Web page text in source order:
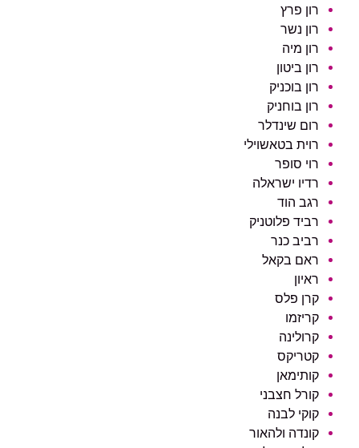
רון פרץ
רון נשר
רון מיה
רון ביטון
רון בוכניק
רון בוחניק
רום שינדלר
רוית בטאשוילי
רוי סופר
רדיו ישראלה
רגב הוד
רביד פלוטניק
רביב כנר
ראם בקאל
ראיון
קרן פלס
קריזמו
קרולינה
קטריקס
קותימאן
קורל חצבני
קוקי לבנה
קונדה ולהאור